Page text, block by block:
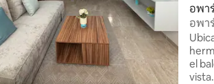
อพา
อพา
พร้อ
el